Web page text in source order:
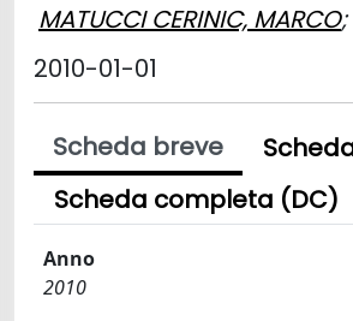
MATUCCI CERINIC, MARCO;
2010-01-01
Scheda breve
Scheda completa (DC)
Anno
2010